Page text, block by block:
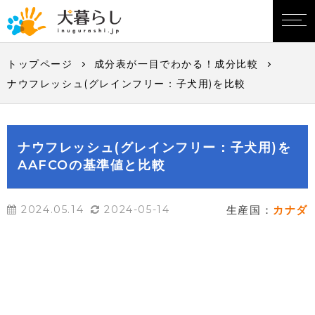
トップページ
成分表が一目でわかる！成分比較
ナウフレッシュ(グレインフリー：子犬用)を比較
ナウフレッシュ(グレインフリー：子犬用)を
AAFCOの基準値と比較
2024.05.14 2024-05-14 生産国： カナダ